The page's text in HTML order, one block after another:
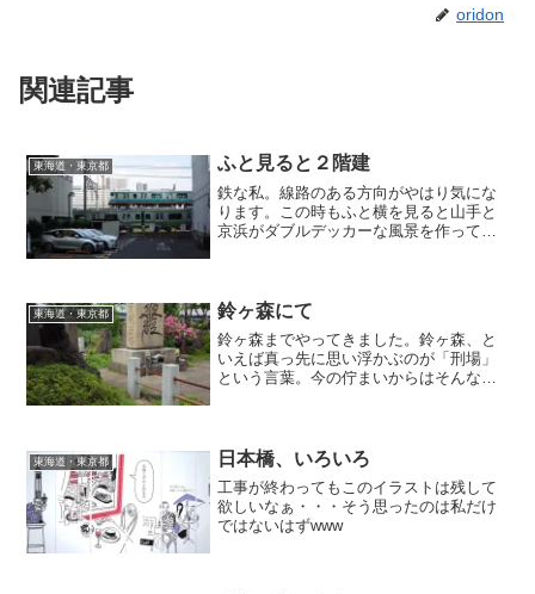
oridon
関連記事
東海道・東京都 ふと見ると２階建
鉄な私。線路のある方向がやはり気にな
ります。この時もふと横を見ると山手と
京浜がダブルデッカーな風景を作ってい
16日13:19 ...
東海道・東京都 鈴ヶ森にて
鈴ヶ森までやってきました。鈴ヶ森、と
いえば真っ先に思い浮かぶのが「刑場」
という言葉。今の佇まいからはそんな血
を捌いていました。刑場、...
東海道・東京都 日本橋、いろいろ
工事が終わってもこのイラストは残して
欲しいなぁ・・・そう思ったのは私だけ
ではないはずwww